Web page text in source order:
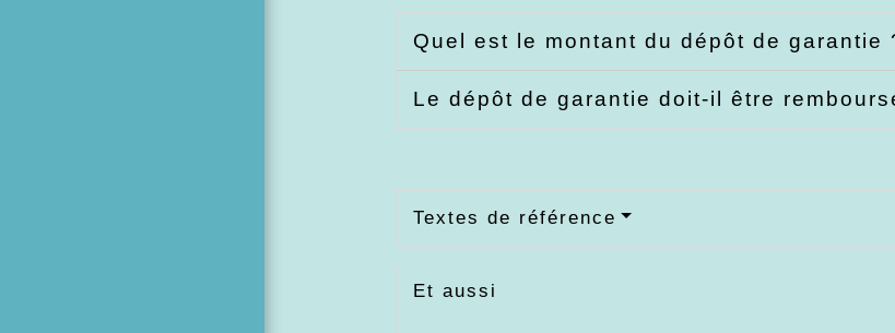
Quel est le montant du dépôt de garantie
Le dépôt de garantie doit-il être
Textes de référence
Et aussi